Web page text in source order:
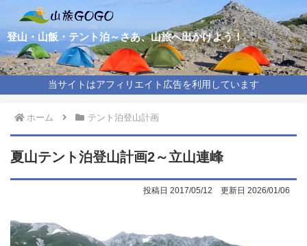
登山・山飯・テント泊～さあ、山旅へ出かけよう！
当サイトはアフィリエイト広告を利用しています
ホーム テント泊登山計画
夏山テント泊登山計画2～立山連峰
2017/05/12 2026/01/06